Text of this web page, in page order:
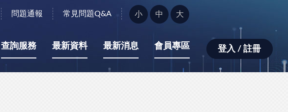
問題通報 常見問題Q&A
字
型
小：
小 中 大
查詢服務 最新資料 最新消息 會員專區 登入 / 註冊